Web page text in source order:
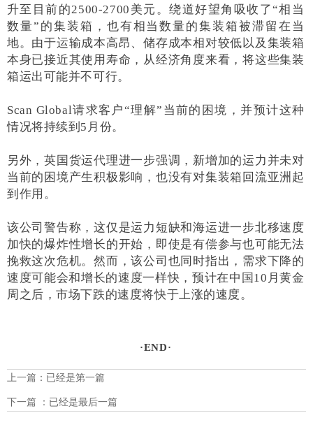
升至目前的2500-2700美元。绕道好望角吸收了“相当
数量”的集装箱，也有相当数量的集装箱被滞留在当
地。由于运输成本高昂、储存成本相对较低以及集装箱
本身已接近其使用寿命，从经济角度来看，将这些集装
箱运出可能并不可行。
Scan Global请求客户“理解”当前的困境，并预计这种
情况将持续到5月份。
另外，英国货运代理进一步强调，新增加的运力并未对
当前的困境产生积极影响，也没有对集装箱回流亚洲起
到作用。
该公司警告称，这仅是运力短缺和海运进一步北移速度
加快的爆炸性增长的开始，即使是有偿参与也可能无法
挽救这次危机。然而，该公司也同时指出，需求下降的
速度可能会和增长的速度一样快，预计在中国10月黄金
周之后，市场下跌的速度将快于上涨的速度。
·END·
上一篇：已经是第一篇
下一篇 ：已经是最后一篇